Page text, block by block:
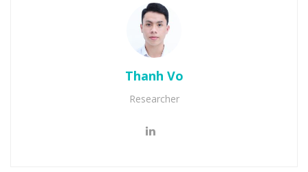
Thanh Vo
Researcher